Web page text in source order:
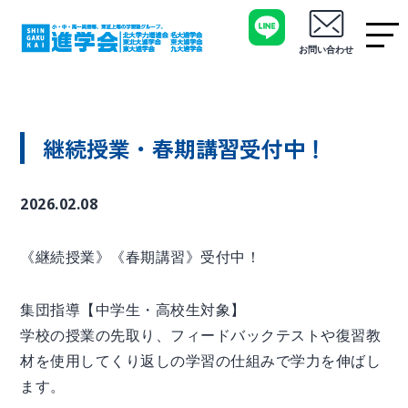
お問い合わせ
継続授業・春期講習受付中！
2026.02.08
《継続授業》《春期講習》受付中！
集団指導【中学生・高校生対象】
学校の授業の先取り、フィードバックテストや復習教
材を使用してくり返しの学習の仕組みで学力を伸ばし
ます。